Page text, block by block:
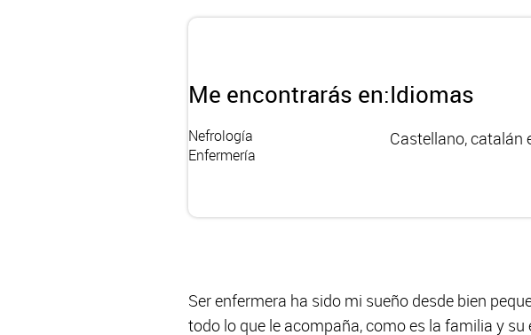
Me encontrarás en:
Nefrología
Enfermería
Idiomas
Castellano, catalán
Ser enfermera ha sido mi sueño desde bien
todo lo que le acompaña, como es la familia y